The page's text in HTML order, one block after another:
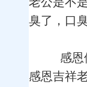
臭了，口
感恩
感恩吉祥老